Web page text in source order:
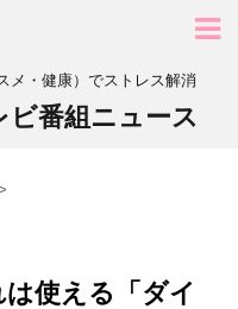
メ・健康）でストレス解消
ビ番組ニュース
使える「ダイ